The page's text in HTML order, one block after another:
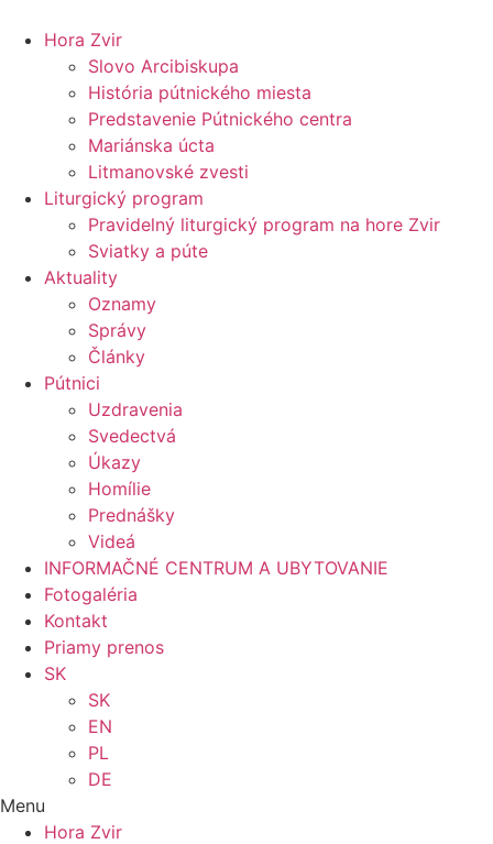
Hora Zvir
Slovo Arcibiskupa
História pútnického miesta
Predstavenie Pútnického centra
Mariánska úcta
Litmanovské zvesti
Liturgický program
Pravidelný liturgický program na hore Zvir
Sviatky a púte
Aktuality
Oznamy
Správy
Články
Pútnici
Uzdravenia
Svedectvá
Úkazy
Homílie
Prednášky
Videá
INFORMAČNÉ CENTRUM A UBYTOVANIE
Fotogaléria
Kontakt
Priamy prenos
SK
SK
EN
PL
DE
Menu
Hora Zvir